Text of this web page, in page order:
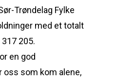
Trøndelag Fylke
med et totalt
205.
en god
oss som kom alene,